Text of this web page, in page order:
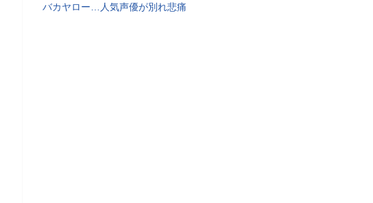
バカヤロー…人気声優が別れ悲痛